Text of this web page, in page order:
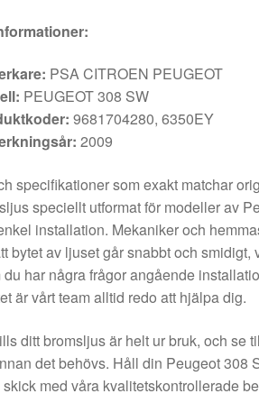
PSA CITROEN PEUGEOT
PEUGEOT 308 SW
9681704280, 6350EY
2009
specifikationer som exakt matchar
speciellt utformat för modeller av
installation. Mekaniker och
bytet av ljuset går snabbt och smidigt,
du har några frågor angående
är vårt team alltid redo att hjälpa dig.
ditt bromsljus är helt ur bruk, och se
det behövs. Håll din Peugeot 308
med våra kvalitetskontrollerade